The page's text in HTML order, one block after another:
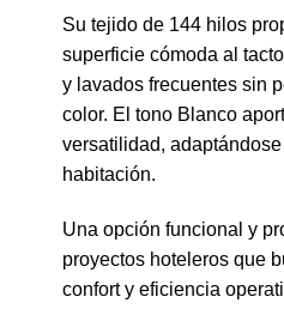
Su tejido de 144 hilos
superficie cómoda al
y lavados frecuentes sin
color. El tono Blanco
versatilidad,
habitación.
Una opción funcional y
proyectos hoteleros que
confort y eficiencia